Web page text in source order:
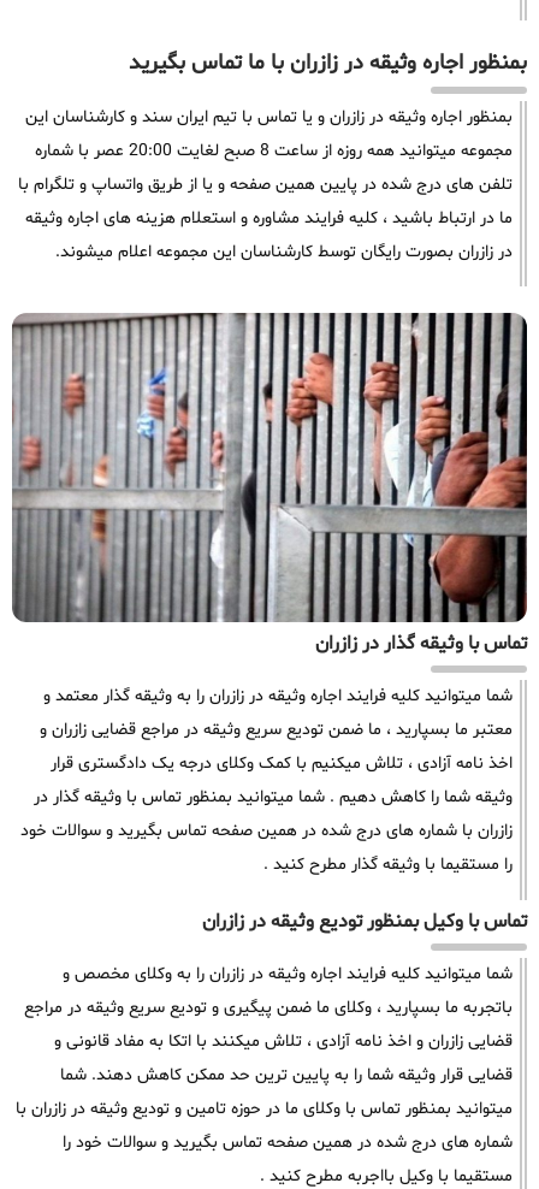
بمنظور اجاره وثیقه در زازران با ما تماس بگیرید
بمنظور اجاره وثیقه در زازران و یا تماس با تیم ایران سند و کارشناسان این
مجموعه میتوانید همه روزه از ساعت 8 صبح لغایت 20:00 عصر با شماره
تلفن های درج شده در پایین همین صفحه و یا از طریق واتساپ و تلگرام با
ما در ارتباط باشید ، کلیه فرایند مشاوره و استعلام هزینه های اجاره وثیقه
در زازران بصورت رایگان توسط کارشناسان این مجموعه اعلام میشوند.
تماس با وثیقه گذار در زازران
شما میتوانید کلیه فرایند اجاره وثیقه در زازران را به وثیقه گذار معتمد و
معتبر ما بسپارید ، ما ضمن تودیع سریع وثیقه در مراجع قضایی زازران و
اخذ نامه آزادی ، تلاش میکنیم با کمک وکلای درجه یک دادگستری قرار
وثیقه شما را کاهش دهیم . شما میتوانید بمنظور تماس با وثیقه گذار در
زازران با شماره های درج شده در همین صفحه تماس بگیرید و سوالات خود
را مستقیما با وثیقه گذار مطرح کنید .
تماس با وکیل بمنظور تودیع وثیقه در زازران
شما میتوانید کلیه فرایند اجاره وثیقه در زازران را به وکلای مخصص و
باتجربه ما بسپارید ، وکلای ما ضمن پیگیری و تودیع سریع وثیقه در مراجع
قضایی زازران و اخذ نامه آزادی ، تلاش میکنند با اتکا به مفاد قانونی و
قضایی قرار وثیقه شما را به پایین ترین حد ممکن کاهش دهند. شما
میتوانید بمنظور تماس با وکلای ما در حوزه تامین و تودیع وثیقه در زازران با
شماره های درج شده در همین صفحه تماس بگیرید و سوالات خود را
مستقیما با وکیل بااجربه مطرح کنید .